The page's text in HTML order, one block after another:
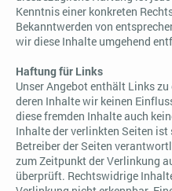
Kenntnis einer konkreten
Bekanntwerden von
wir diese Inhalte umgehend
Haftung für Links
Unser Angebot enthält Links
deren Inhalte wir keinen
diese fremden Inhalte auch
Inhalte der verlinkten Seiten
Betreiber der Seiten
zum Zeitpunkt der Verlinkung
überprüft. Rechtswidrige